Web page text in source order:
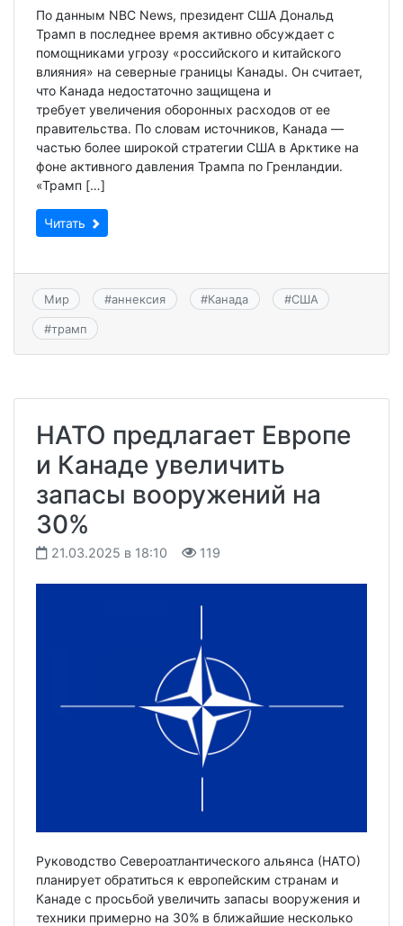
По данным NBC News, президент США Дональд
Трамп в последнее время активно обсуждает с
помощниками угрозу «российского и китайского
влияния» на северные границы Канады. Он считает,
что Канада недостаточно защищена и
требует увеличения оборонных расходов от ее
правительства. По словам источников, Канада —
частью более широкой стратегии США в Арктике на
фоне активного давления Трампа по Гренландии.
«Трамп […]
Читать
Мир #аннексия #Канада #США
#трамп
НАТО предлагает Европе
и Канаде увеличить
запасы вооружений на
30%
21.03.2025 в 18:10 119
Руководство Североатлантического альянса (НАТО)
планирует обратиться к европейским странам и
Канаде с просьбой увеличить запасы вооружения и
техники примерно на 30% в ближайшие несколько